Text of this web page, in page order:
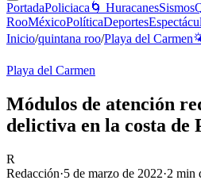
PortadaPoliciaca 🌀 HuracanesSismos
RooMéxicoPolíticaDeportes
Inicio/quintana roo/Playa del Carmen
Playa del Carmen
Módulos de atención
delictiva en la costa de
R
Redacción·5 de marzo de 2022·2 min